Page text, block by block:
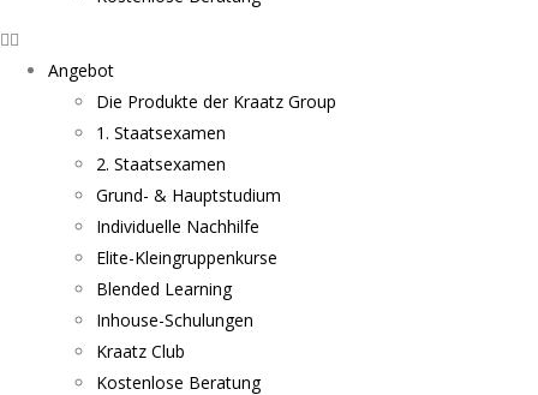
Angebot
Die Produkte der Kraatz Group
1. Staatsexamen
2. Staatsexamen
Grund- & Hauptstudium
Individuelle Nachhilfe
Elite-Kleingruppenkurse
Blended Learning
Inhouse-Schulungen
Kraatz Club
Kostenlose Beratung